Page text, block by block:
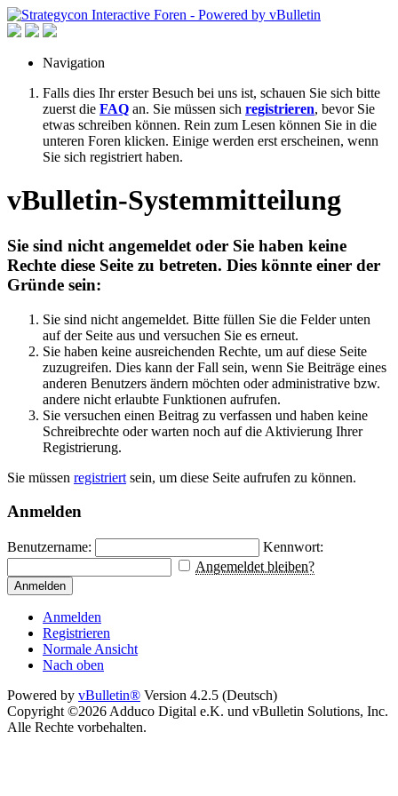
Navigation
Falls dies Ihr erster Besuch bei uns ist, schauen Sie sich bitte
zuerst die FAQ an. Sie müssen sich registrieren, bevor Sie
etwas schreiben können. Rein zum Lesen können Sie in die
unteren Foren klicken. Einige werden erst erscheinen, wenn
Sie sich registriert haben.
vBulletin-Systemmitteilung
Sie sind nicht angemeldet oder Sie haben keine
Rechte diese Seite zu betreten. Dies könnte einer der
Gründe sein:
Sie sind nicht angemeldet. Bitte füllen Sie die Felder unten
auf der Seite aus und versuchen Sie es erneut.
Sie haben keine ausreichenden Rechte, um auf diese Seite
zuzugreifen. Dies kann der Fall sein, wenn Sie Beiträge eines
anderen Benutzers ändern möchten oder administrative bzw.
andere nicht erlaubte Funktionen aufrufen.
Sie versuchen einen Beitrag zu verfassen und haben keine
Schreibrechte oder warten noch auf die Aktivierung Ihrer
Registrierung.
Sie müssen registriert sein, um diese Seite aufrufen zu können.
Anmelden
Benutzername:
Kennwort:
Angemeldet bleiben?
Anmelden
Anmelden
Registrieren
Normale Ansicht
Nach oben
Powered by vBulletin® Version 4.2.5 (Deutsch)
Copyright ©2026 Adduco Digital e.K. und vBulletin Solutions, Inc.
Alle Rechte vorbehalten.